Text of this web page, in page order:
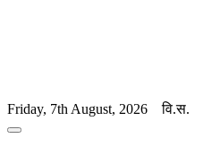
Friday, 7th August, 2026 वि.स.